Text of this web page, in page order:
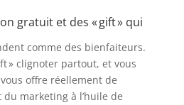
gratuit et des « gift » qui
comme des bienfaiteurs.
» clignoter partout, et vous
offre réellement de
du marketing à l’huile de